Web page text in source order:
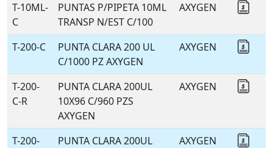
T-10ML-
C
PUNTAS P/PIPETA 10ML
TRANSP N/EST C/100
AXYGEN
T-200-C
PUNTA CLARA 200 UL
C/1000 PZ AXYGEN
AXYGEN
T-200-
C-R
PUNTA CLARA 200UL
10X96 C/960 PZS
AXYGEN
AXYGEN
T-200-
PUNTA CLARA 200UL
AXYGEN